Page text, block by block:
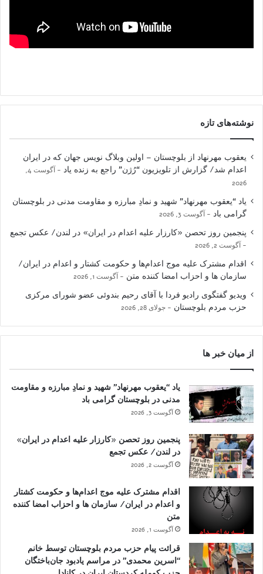
نوشته‌های تازه
یعقوب مهرنهاد از بلوچستان – اولین وبلاگ نویس جهان که در ایران
اعدام شد/ گزارش از تلویزیون “رُژن” راجع به زنده یاد
آگوست 4,
2026
یاد “یعقوب مهرنهاد” شهید و نمادِ مبارزه و مقاومت مدنی در بلوچستان
گرامی باد
آگوست 3, 2026
پنجمین روز تحصن «کارزار علیه اعدام در ایران» در لندن/ عکس تجمع
آگوست 2, 2026
اقدام مشترک علیه موج اعدام‌ها و حکومت کشتار و اعدام در ایران/
سازمان ها و احزاب امضا کننده متن
آگوست 1, 2026
ویدیو گفتگوی رادیو فردا با آقای رحیم بندوئی عضو شورای مرکزی
حزب مردم بلوچستان
جولای 28, 2026
از میان خبر ها
یاد “یعقوب مهرنهاد” شهید و نمادِ مبارزه و مقاومت
مدنی در بلوچستان گرامی باد
آگوست 3, 2026
پنجمین روز تحصن «کارزار علیه اعدام در ایران»
در لندن/ عکس تجمع
آگوست 2, 2026
اقدام مشترک علیه موج اعدام‌ها و حکومت کشتار
و اعدام در ایران/ سازمان ها و احزاب امضا کننده
متن
آگوست 1, 2026
قرائت پیام حزب مردم بلوچستان توسط خانم
“اسرین محمدی” در مراسم یادبود جان‌باختگان